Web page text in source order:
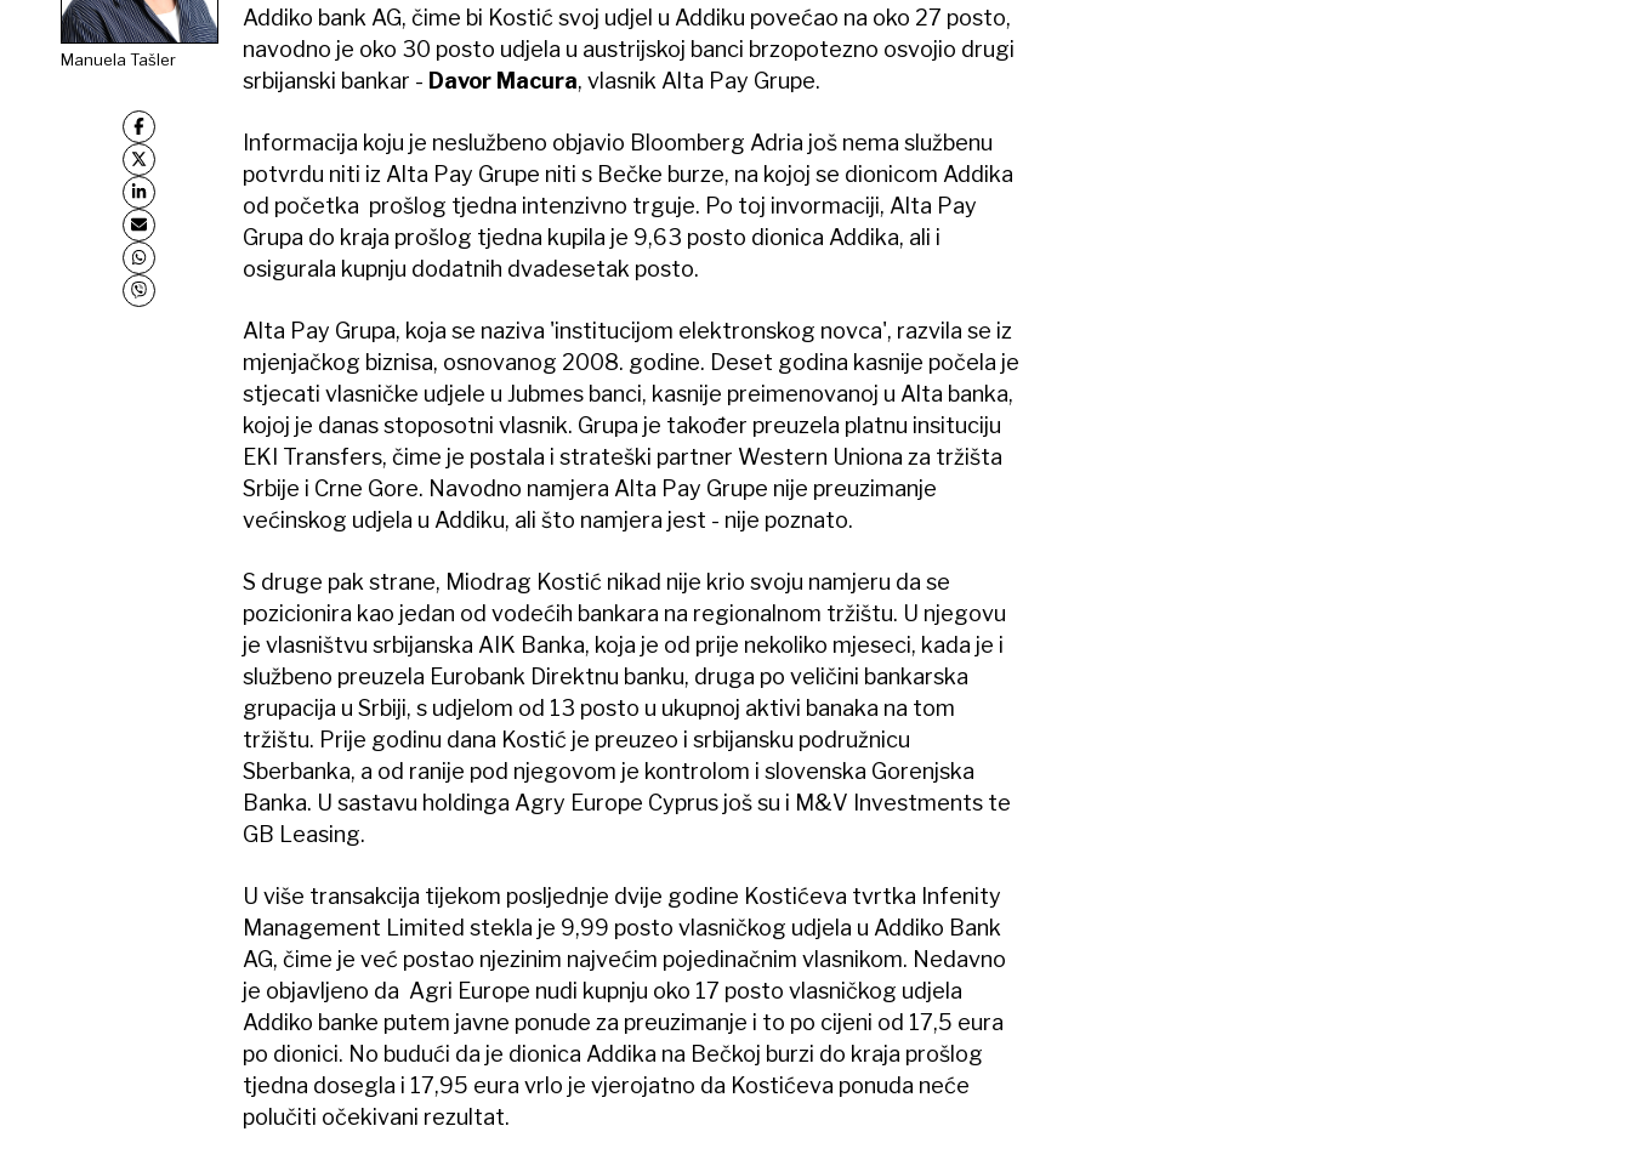
Manuela Tašler
Addiko bank AG, čime bi Kostić svoj udjel u Addiku povećao na oko 27 posto,
navodno je oko 30 posto udjela u austrijskoj banci brzopotezno osvojio drugi
srbijanski bankar - Davor Macura, vlasnik Alta Pay Grupe.
Informacija koju je neslužbeno objavio Bloomberg Adria još nema službenu
potvrdu niti iz Alta Pay Grupe niti s Bečke burze, na kojoj se dionicom Addika
od početka prošlog tjedna intenzivno trguje. Po toj invormaciji, Alta Pay
Grupa do kraja prošlog tjedna kupila je 9,63 posto dionica Addika, ali i
osigurala kupnju dodatnih dvadesetak posto.
Alta Pay Grupa, koja se naziva 'institucijom elektronskog novca', razvila se iz
mjenjačkog biznisa, osnovanog 2008. godine. Deset godina kasnije počela je
stjecati vlasničke udjele u Jubmes banci, kasnije preimenovanoj u Alta banka,
kojoj je danas stoposotni vlasnik. Grupa je također preuzela platnu insituciju
EKI Transfers, čime je postala i strateški partner Western Uniona za tržišta
Srbije i Crne Gore. Navodno namjera Alta Pay Grupe nije preuzimanje
većinskog udjela u Addiku, ali što namjera jest - nije poznato.
S druge pak strane, Miodrag Kostić nikad nije krio svoju namjeru da se
pozicionira kao jedan od vodećih bankara na regionalnom tržištu. U njegovu
je vlasništvu srbijanska AIK Banka, koja je od prije nekoliko mjeseci, kada je i
službeno preuzela Eurobank Direktnu banku, druga po veličini bankarska
grupacija u Srbiji, s udjelom od 13 posto u ukupnoj aktivi banaka na tom
tržištu. Prije godinu dana Kostić je preuzeo i srbijansku podružnicu
Sberbanka, a od ranije pod njegovom je kontrolom i slovenska Gorenjska
Banka. U sastavu holdinga Agry Europe Cyprus još su i M&V Investments te
GB Leasing.
U više transakcija tijekom posljednje dvije godine Kostićeva tvrtka Infenity
Management Limited stekla je 9,99 posto vlasničkog udjela u Addiko Bank
AG, čime je već postao njezinim najvećim pojedinačnim vlasnikom. Nedavno
je objavljeno da Agri Europe nudi kupnju oko 17 posto vlasničkog udjela
Addiko banke putem javne ponude za preuzimanje i to po cijeni od 17,5 eura
po dionici. No budući da je dionica Addika na Bečkoj burzi do kraja prošlog
tjedna dosegla i 17,95 eura vrlo je vjerojatno da Kostićeva ponuda neće
polučiti očekivani rezultat.